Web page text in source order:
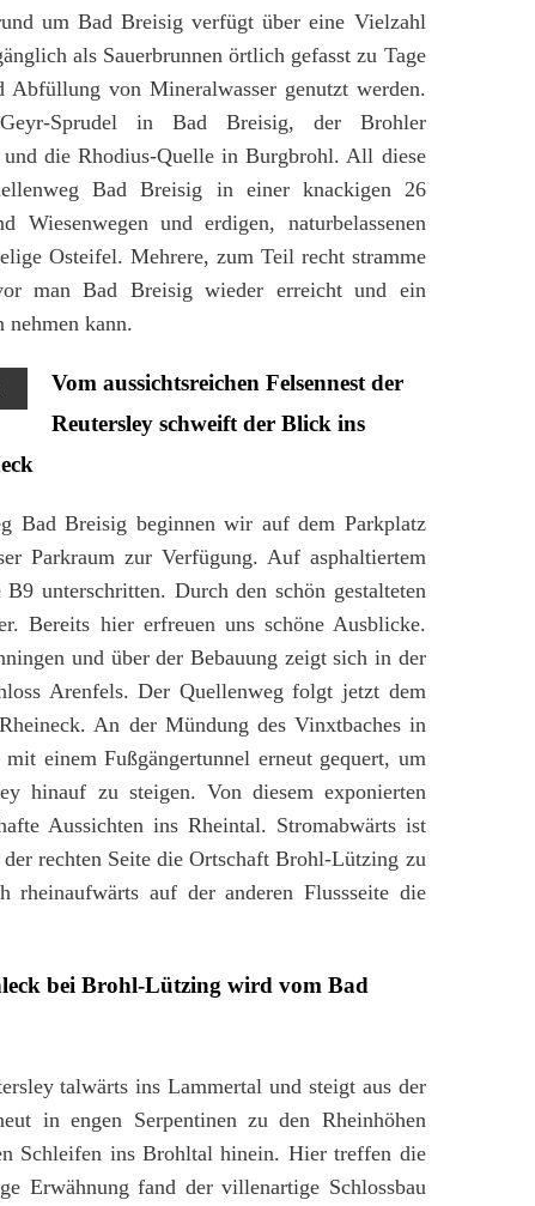
um Bad Breisig verfügt über eine Vielzahl
als Sauerbrunnen örtlich gefasst zu Tage
von Mineralwasser genutzt werden.
Sprudel in Bad Breisig, der Brohler
die Rhodius-Quelle in Burgbrohl. All diese
Bad Breisig in einer knackigen 26
und erdigen, naturbelassenen
Osteifel. Mehrere, zum Teil recht stramme
man Bad Breisig wieder erreicht und ein
nehmen kann.
Vom aussichtsreichen Felsennest der
Reutersley schweift der Blick ins
Bad Breisig beginnen wir auf dem Parkplatz
Parkraum zur Verfügung. Auf asphaltiertem
unterschritten. Durch den schön gestalteten
Bereits hier erfreuen uns schöne Ausblicke.
und über der Bebauung zeigt sich in der
Arenfels. Der Quellenweg folgt jetzt dem
An der Mündung des Vinxtbaches in
einem Fußgängertunnel erneut gequert, um
hinauf zu steigen. Von diesem exponierten
Aussichten ins Rheintal. Stromabwärts ist
rechten Seite die Ortschaft Brohl-Lützing zu
auf der anderen Flussseite die
bei Brohl-Lützing wird vom Bad
talwärts ins Lammertal und steigt aus der
in engen Serpentinen zu den Rheinhöhen
Schleifen ins Brohltal hinein. Hier treffen die
Erwähnung fand der villenartige Schlossbau